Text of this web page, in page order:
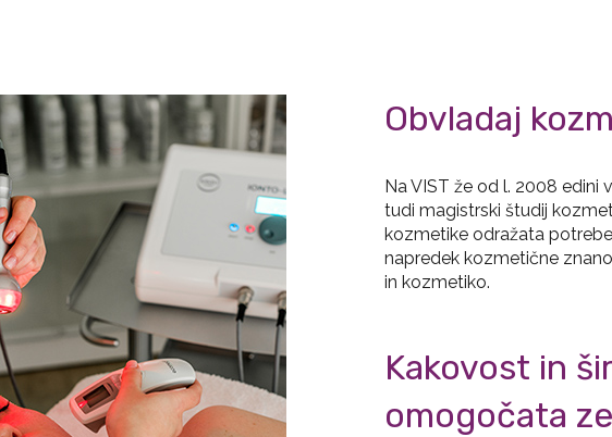
Obvladaj
Na VIST že od l. 2008 edini
tudi magistrski študij
kozmetike odražata
napredek kozmetične
in kozmetiko.
Kakovost in
omogočata